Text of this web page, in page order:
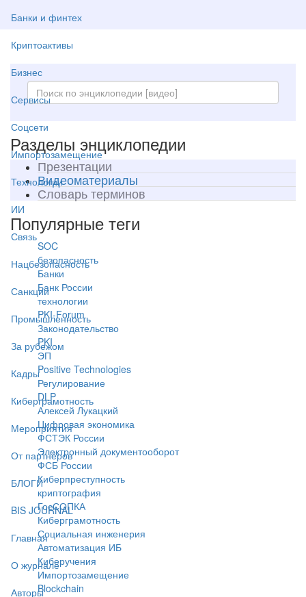
Банки и финтех
Криптоактивы
Бизнес
Сервисы
Соцсети
Импортозамещение
Технологии
ИИ
Связь
Нацбезопасность
Санкции
Промышленность
За рубежом
Кадры
Киберграмотность
Мероприятия
От партнёров
БЛОГИ
BIS JOURNAL
Главная
О журнале
Авторы
Разделы энциклопедии
Презентации
Видеоматериалы
Словарь терминов
Популярные теги
SOC
безопасность
Банки
Банк России
технологии
PKI-Forum
Законодательство
PKI
ЭП
Positive Technologies
Регулирование
DLP
Алексей Лукацкий
Цифровая экономика
ФСТЭК России
Электронный документооборот
ФСБ России
Киберпреступность
криптография
ГосСОПКА
Киберграмотность
Социальная инженерия
Автоматизация ИБ
Киберучения
Импортозамещение
Blockchain